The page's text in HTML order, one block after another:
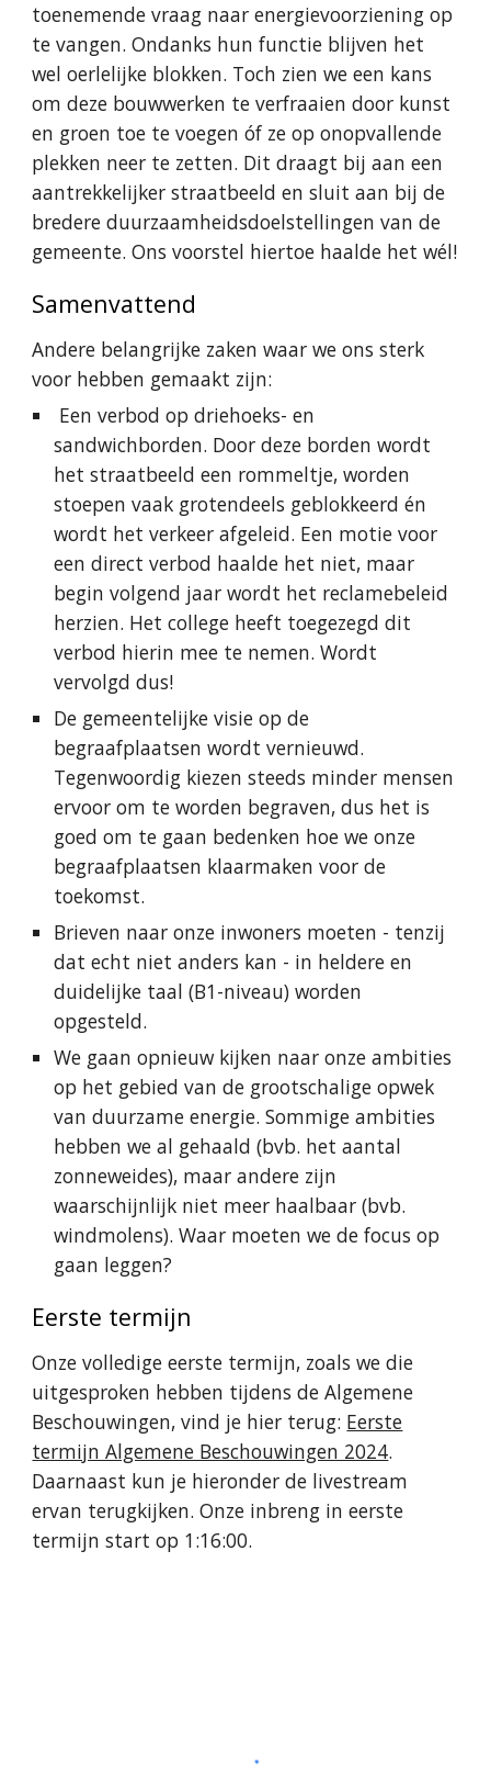
toenemende vraag naar energievoorziening op
te vangen. Ondanks hun functie blijven het
wel oerlelijke blokken. Toch zien we een kans
om deze bouwwerken te verfraaien door kunst
en groen toe te voegen óf ze op onopvallende
plekken neer te zetten. Dit draagt bij aan een
aantrekkelijker straatbeeld en sluit aan bij de
bredere duurzaamheidsdoelstellingen van de
gemeente. Ons voorstel hiertoe haalde het wél!
Samenvattend
Andere belangrijke zaken waar we ons sterk
voor hebben gemaakt zijn:
Een verbod op driehoeks- en
sandwichborden. Door deze borden wordt
het straatbeeld een rommeltje, worden
stoepen vaak grotendeels geblokkeerd én
wordt het verkeer afgeleid. Een motie voor
een direct verbod haalde het niet, maar
begin volgend jaar wordt het reclamebeleid
herzien. Het college heeft toegezegd dit
verbod hierin mee te nemen. Wordt
vervolgd dus!
De gemeentelijke visie op de
begraafplaatsen wordt vernieuwd.
Tegenwoordig kiezen steeds minder mensen
ervoor om te worden begraven, dus het is
goed om te gaan bedenken hoe we onze
begraafplaatsen klaarmaken voor de
toekomst.
Brieven naar onze inwoners moeten - tenzij
dat echt niet anders kan - in heldere en
duidelijke taal (B1-niveau) worden
opgesteld.
We gaan opnieuw kijken naar onze ambities
op het gebied van de grootschalige opwek
van duurzame energie. Sommige ambities
hebben we al gehaald (bvb. het aantal
zonneweides), maar andere zijn
waarschijnlijk niet meer haalbaar (bvb.
windmolens). Waar moeten we de focus op
gaan leggen?
Eerste termijn
Onze volledige eerste termijn, zoals we die
uitgesproken hebben tijdens de Algemene
Beschouwingen, vind je hier terug: Eerste
termijn Algemene Beschouwingen 2024.
Daarnaast kun je hieronder de livestream
ervan terugkijken. Onze inbreng in eerste
termijn start op 1:16:00.